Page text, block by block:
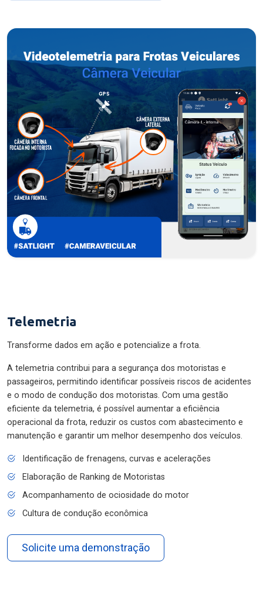
Telemetria
Transforme dados em ação e potencialize a frota.
A telemetria contribui para a segurança dos motoristas e
passageiros, permitindo identificar possíveis riscos de acidentes
e o modo de condução dos motoristas. Com uma gestão
eficiente da telemetria, é possível aumentar a eficiência
operacional da frota, reduzir os custos com abastecimento e
manutenção e garantir um melhor desempenho dos veículos.
Identificação de frenagens, curvas e acelerações
Elaboração de Ranking de Motoristas
Acompanhamento de ociosidade do motor
Cultura de condução econômica
Solicite uma demonstração